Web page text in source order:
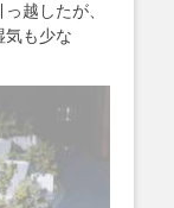
越したが、
気も少な